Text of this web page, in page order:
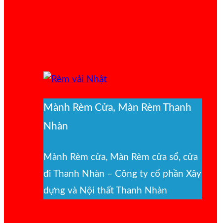
Mành Rèm Cửa, Màn Rèm Thanh
Nhàn
Mành Rèm cửa, Màn Rèm cửa sổ, cửa
đi Thanh Nhàn – Công ty cổ phần Xây
dựng và Nội thất Thanh Nhàn